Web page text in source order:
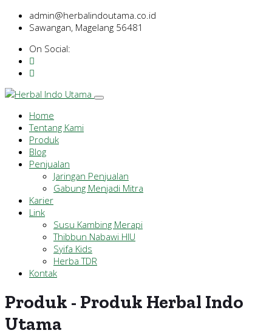
admin@herbalindoutama.co.id
Sawangan, Magelang 56481
On Social:
Home
Tentang Kami
Produk
Blog
Penjualan
Jaringan Penjualan
Gabung Menjadi Mitra
Karier
Link
Susu Kambing Merapi
Thibbun Nabawi HIU
Syifa Kids
Herba TDR
Kontak
Produk - Produk Herbal Indo
Utama